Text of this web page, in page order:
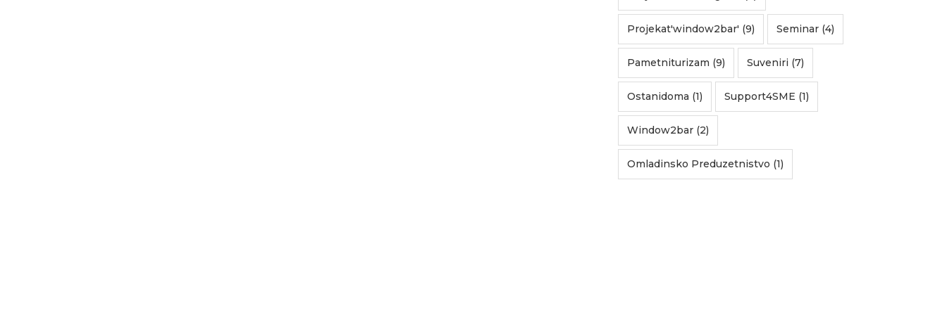
Projekat'window2bar' (9) Seminar (4)
Pametniturizam (9) Suveniri (7)
Ostanidoma (1) Support4SME (1)
Window2bar (2)
Omladinsko Preduzetnistvo (1)